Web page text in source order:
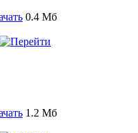
0.4 Мб
1.2 Мб